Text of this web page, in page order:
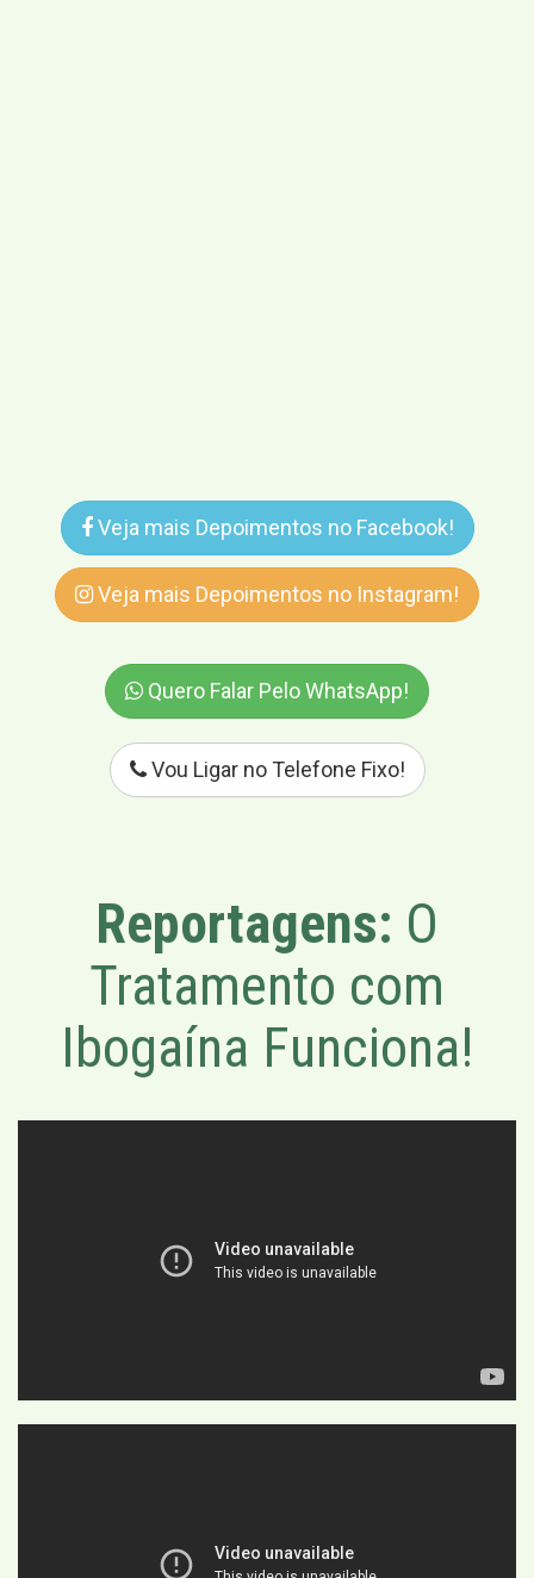
Veja mais Depoimentos no Facebook!
Veja mais Depoimentos no Instagram!
Quero Falar Pelo WhatsApp!
Vou Ligar no Telefone Fixo!
Reportagens: O
Tratamento com
Ibogaína Funciona!